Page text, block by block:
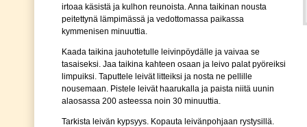
irtoaa käsistä ja kulhon reunoista. Anna taikinan nousta
peitettynä lämpimässä ja vedottomassa paikassa
kymmenisen minuuttia.
Kaada taikina jauhotetulle leivinpöydälle ja vaivaa se
tasaiseksi. Jaa taikina kahteen osaan ja leivo palat pyöreiksi
limpuiksi. Taputtele leivät litteiksi ja nosta ne pellille
nousemaan. Pistele leivät haarukalla ja paista niitä uunin
alaosassa 200 asteessa noin 30 minuuttia.
Tarkista leivän kypsyys. Kopauta leivänpohjaan rystysillä.